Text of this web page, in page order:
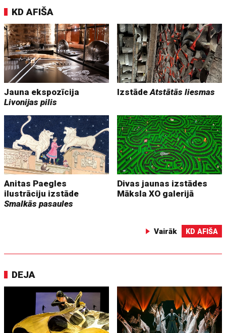
KD AFIŠA
Jauna ekspozīcija
Livonijas pilis
IzstādeAtstātās liesmas
Anitas Paegles
ilustrāciju izstāde
Smalkās pasaules
Divas jaunas izstādes
Māksla XO galerijā
Vairāk KD AFIŠA
DEJA